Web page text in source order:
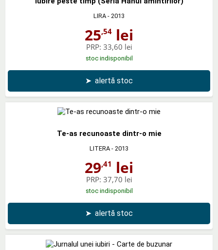
LIRA - 2013
25,54 lei
PRP: 33,60 lei
stoc indisponibil
➤ alertă stoc
Te-as recunoaste dintr-o mie
LITERA - 2013
29,41 lei
PRP: 37,70 lei
stoc indisponibil
➤ alertă stoc